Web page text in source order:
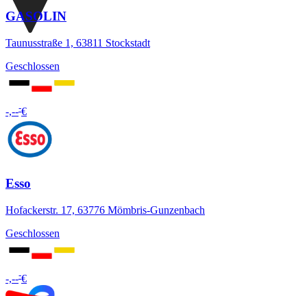
GASOLIN
Taunusstraße 1, 63811 Stockstadt
Geschlossen
-,---€
Esso
Hofackerstr. 17, 63776 Mömbris-Gunzenbach
Geschlossen
-,---€